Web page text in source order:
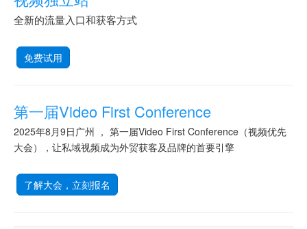
全新的流量入口和获客方式
免费试用
第一届Video First Conference
2025年8月9日广州 ， 第一届Video First Conference（视频优先
大会），让私域视频成为外贸获客及品牌的首要引擎
了解大会，立刻报名